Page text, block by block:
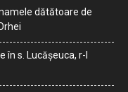
dătătoare de
în s. Lucășeuca, r-l